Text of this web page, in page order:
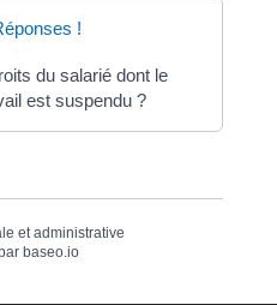
!
du salarié dont le
est suspendu ?
et administrative
baseo.io